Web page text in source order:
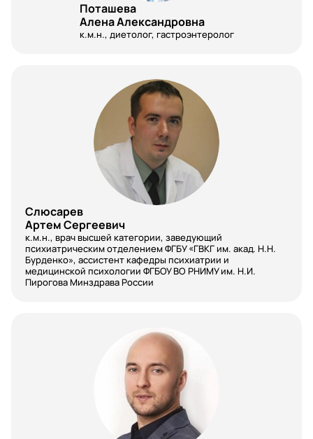
Заведующий отделения УЗД
Заведующий рентгенологического отделения
Инфекционные болезни
Кардиология
Клиническая иммунология
Клиническая лаборатория
Клиническая фармакология
Колопроктология
дерматовенерология
Лабораторная генетика
Поташева
Алена Александровна
к.м.н., диетолог, гастроэнтеролог
Слюсарев
Артем Сергеевич
к.м.н., врач высшей категории, заведующий
психиатрическим отделением ФГБУ «ГВКГ им. акад. Н.Н.
Бурденко», ассистент кафедры психиатрии и
медицинской психологии ФГБОУ ВО РНИМУ им. Н.И.
Пирогова Минздрава России